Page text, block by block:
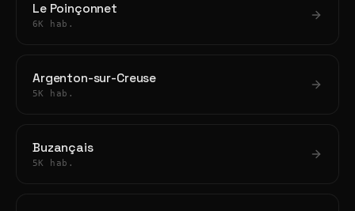
Le Poinçonnet
6K hab.
Argenton-sur-Creuse
5K hab.
Buzançais
5K hab.